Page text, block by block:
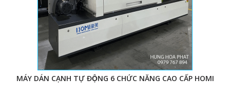
- Thân máy cứng cáp, khi hoạt động không rung lắc,
không phát ra tiếng động lớn.
- Cơ khí đẹp sắc nét để sản phẩm chính xác hơn
- Các linh kiện điện tử của các hãng nào, linh kiện Đài
Loan châu Âu hay Trung Quốc
- Màn hình điện tử của hãng nào, bấm có nhạy không,
MÁY DÁN CẠNH TỰ ĐỘNG 6 CHỨC NĂNG CAO CẤP HOMI